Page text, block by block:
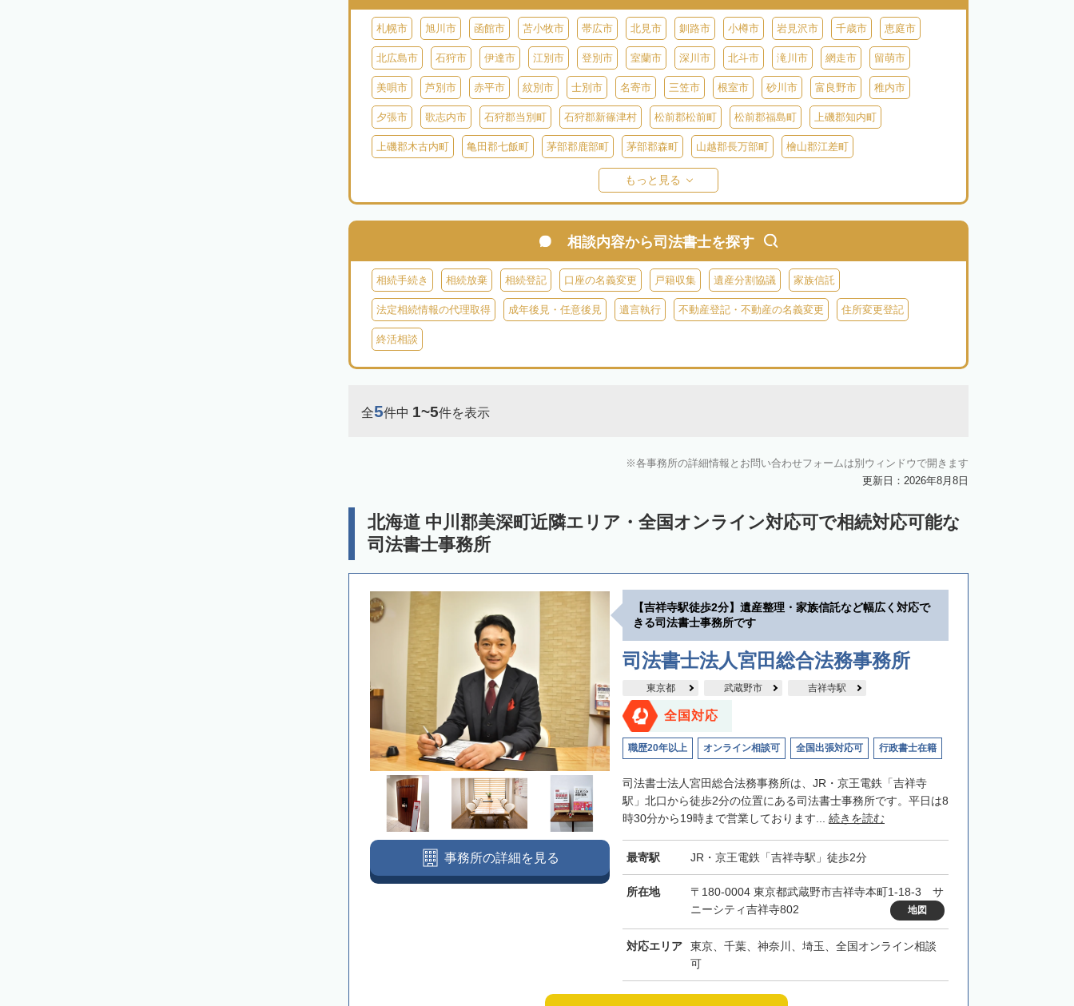
札幌市 旭川市 函館市 苫小牧市 帯広市 北見市 釧路市 小樽市 岩見沢市 千歳市 恵庭市
北広島市 石狩市 伊達市 江別市 登別市 室蘭市 深川市 北斗市 滝川市 網走市 留萌市
美唄市 芦別市 赤平市 紋別市 士別市 名寄市 三笠市 根室市 砂川市 富良野市 稚内市
夕張市 歌志内市 石狩郡当別町 石狩郡新篠津村 松前郡松前町 松前郡福島町 上磯郡知内町
上磯郡木古内町 亀田郡七飯町 茅部郡鹿部町 茅部郡森町 山越郡長万部町 檜山郡江差町
奥尻郡奥尻町
島牧郡島牧村 寿都郡寿都町 寿都郡黒松内町 磯谷郡蘭越町 虻田郡ニセコ町 虻田郡倶知安町
虻田郡喜茂別町 虻田郡京極町 虻田郡豊浦町
岩内郡共和町 岩内郡岩内町 二海郡八雲町 古宇郡泊村 古宇郡神恵内村 古平郡古平町 積丹郡積丹町
余市郡仁木町 余市郡余市町 余市郡赤井川村 空知郡南幌町 空知郡奈井江町 空知郡上砂川町
空知郡上富良野町 空知郡中富良野町 空知郡南富良野町 夕張郡由仁町 夕張郡長沼町 夕張郡栗山町
樺戸郡月形町
上川郡東神楽町 上川郡鷹栖町
中川郡幕別町 中川郡池田町 中川郡豊頃町
天塩郡遠別町 天塩郡天塩町 天塩郡豊富町 天塩郡幌延町 宗谷郡猿払村 枝幸郡浜頓別町
網走郡津別町 網走郡大空町 斜里郡斜里町 斜里郡清里町 斜里郡小清水町 常呂郡訓子府町
常呂郡置戸町 常呂郡佐呂間町 紋別郡遠軽町 紋別郡湧別町 紋別郡滝上町
紋別郡西興部村 紋別郡雄武町 有珠郡壮瞥町 白老郡白老町 沙流郡日高町 沙流郡平取町 新冠郡新冠町
浦河郡浦河町 様似郡様似町 幌泉郡えりも町
河東郡上士幌町 河東郡鹿追町 河西郡芽室町 河西郡中札内村 河西郡更別村
広尾郡広尾町 足寄郡足寄町 足寄郡陸別町 十勝郡浦幌町 釧路郡釧路町 厚岸郡厚岸町 厚岸郡浜中町
川上郡標茶町 川上郡弟子屈町 阿寒郡鶴居村
標津郡標津町 目梨郡羅臼町
もっと見る
相談内容から司法書士を探す
相続手続き 相続放棄 相続登記 口座の名義変更 戸籍収集 遺産分割協議 家族信託
法定相続情報の代理取得 成年後見・任意後見 遺言執行 不動産登記・不動産の名義変更 住所変更登記
終活相談
全5件中 1~5件を表示
各事務所の詳細情報とお問い合わせフォームは別ウィンドウで開きます
更新日：2026年8月8日
北海道 中川郡美深町近隣エリア・全国オンライン対応可で相続対応可能な
司法書士事務所
【吉祥寺駅徒歩2分】遺産整理・家族信託など幅広く対応で
きる司法書士事務所です
司法書士法人宮田総合法務事務所
東京都 武蔵野市 吉祥寺駅
全国対応
職歴20年以上 オンライン相談可 全国出張対応可 行政書士在籍
司法書士法人宮田総合法務事務所は、JR・京王電鉄「吉祥寺
駅」北口から徒歩2分の位置にある司法書士事務所です。平日は8
時30分から19時まで営業しております... 続きを読む
最寄駅 JR・京王電鉄「吉祥寺駅」徒歩2分
所在地
〒180-0004 東京都武蔵野市吉祥寺本町1-18-3 サ
ニーシティ吉祥寺802
地図
対応エリア
東京、千葉、神奈川、埼玉、全国オンライン相談
可
事務所の詳細を見る